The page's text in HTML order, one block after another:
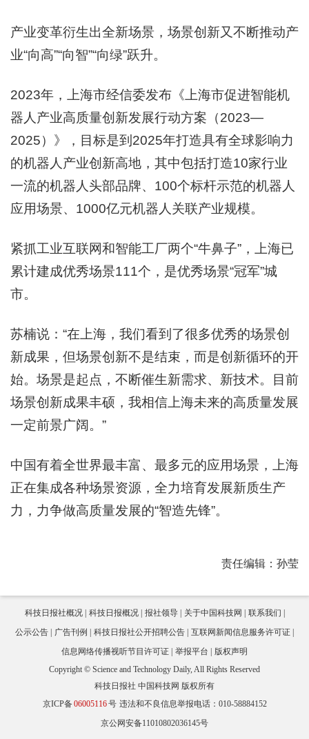
产业变革衍生出全新场景，场景创新又不断推动产
业“向高”“向智”“向绿”跃升。
2023年，上海市经信委发布《上海市促进智能机
器人产业高质量创新发展行动方案（2023—
2025）》，目标是到2025年打造具有全球影响力
的机器人产业创新高地，其中包括打造10家行业
一流的机器人头部品牌、100个标杆示范的机器人
应用场景、1000亿元机器人关联产业规模。
紧抓工业互联网和智能工厂两个“牛鼻子”，上海已
累计建成优秀场景111个，是优秀场景“冠军”城
市。
苏楠说：“在上海，我们看到了很多优秀的场景创
新成果，但场景创新不是结束，而是创新循环的开
始。场景是起点，不断催生新需求、新技术。目前
场景创新成果丰硕，我相信上海未来的高质量发展
一定前景广阔。”
中国有着全世界最丰富、最多元的应用场景，上海
正在集成各种场景资源，全力培育发展新质生产
力，力争做高质量发展的“智造先锋”。
责任编辑：孙莹
科技日报社概况 科技日报概况 报社领导 关于中国科技网
联系我们
公示公告
广告刊例 科技日报社公开招聘公告
互联网新闻信息服务许可证
信息网络传播视听节目许可证
举报平台
版权声明
Copyright © Science and Technology Daily, All Rights Reserved
科技日报社 中国科技网 版权所有
京ICP备06005116号 违法和不良信息举报电话：010-58884152
京公网安备11010802036145号